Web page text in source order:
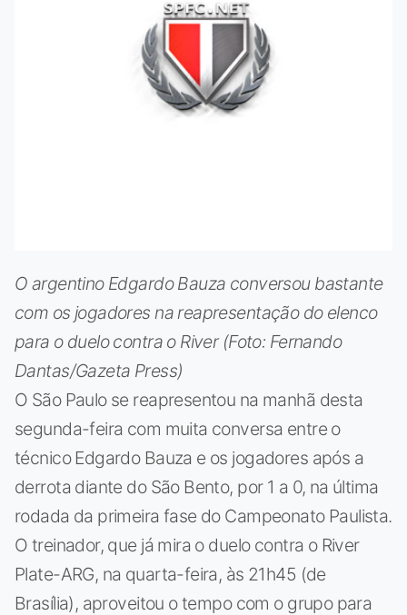
O argentino Edgardo Bauza conversou bastante
com os jogadores na reapresentação do elenco
para o duelo contra o River (Foto: Fernando
Dantas/Gazeta Press)
O São Paulo se reapresentou na manhã desta
segunda-feira com muita conversa entre o
técnico Edgardo Bauza e os jogadores após a
derrota diante do São Bento, por 1 a 0, na última
rodada da primeira fase do Campeonato Paulista.
O treinador, que já mira o duelo contra o River
Plate-ARG, na quarta-feira, às 21h45 (de
Brasília), aproveitou o tempo com o grupo para